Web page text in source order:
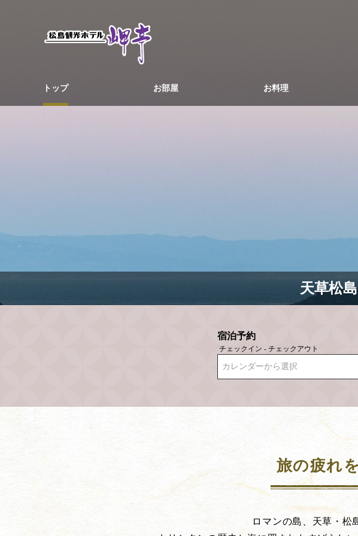
トップ お部屋 お料理
天草松
宿泊予約
チェックイン - チェックアウト
カレンダーから選択
旅の疲れ
ロマンの島、天草・松